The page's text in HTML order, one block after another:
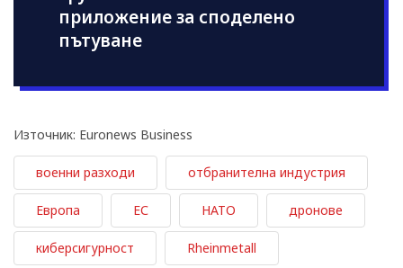
приложение за споделено
пътуване
Източник: Euronews Business
военни разходи отбранителна индустрия
Европа ЕС НАТО дронове
киберсигурност Rheinmetall